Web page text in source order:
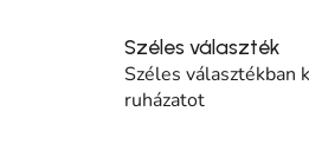
Széles választék
Széles választékban
ruházatot